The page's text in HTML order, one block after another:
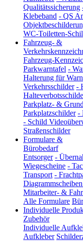
Qualitätssicherung
Klebeband - QS
WC-Toiletten-
Fahrzeug- &
Fahrzeug-
Parkwarntafel -
Halterung für
Verkehrsschilder -
Parkplatz- &
Parkplatzschilder -
- Schild
Straßenschilder
Formulare &
Bürobedarf
Entsorger -
Wiegescheine -
Transport -
Mitarbeiter- &
Alle Formulare
Individuelle
Zubehör
Individuelle
Aufkleber